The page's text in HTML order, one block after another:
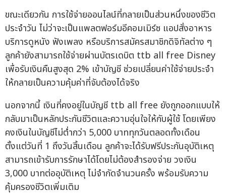
ขณะเดียวกัน การใช้จ่ายออนไลน์ที่กลายเป็นส่วนหนึ่งของชีวิต
ประจำวัน ไม่ว่าจะเป็นแพลตฟอร์มอีคอมเมิร์ซ แอปสั่งอาหาร
บริการดูหนัง ฟังเพลง หรือบริการสมัครสมาชิกดิจิทัลต่าง ๆ
ลูกค้ายังสามารถใช้จ่ายผ่านบัตรเดบิต ttb all free Disney
เพื่อรับเงินคืนสูงสุด 2% เข้าบัญชี ช่วยเปลี่ยนค่าใช้จ่ายประจำ
ให้กลายเป็นความคุ้มค่าที่จับต้องได้จริง
นอกจากนี้ เงินที่คงอยู่ในบัญชี ttb all free ยังถูกออกแบบให้
กลับมาเป็นหลักประกันชีวิตและความอุ่นใจให้กับผู้ใช้ โดยเพียง
คงเงินในบัญชีไม่ต่ำกว่า 5,000 บาททุกวันตลอดทั้งเดือน
ตั้งแต่วันที่ 1 ถึงวันสิ้นเดือน ลูกค้าจะได้รับฟรีประกันอุบัติเหตุ
สามารถเข้ารับการรักษาได้โดยไม่ต้องสำรองจ่าย วงเงิน
3,000 บาทต่ออุบัติเหตุ ไม่จำกัดจำนวนครั้ง พร้อมรับความ
คุ้มครองชีวิตเพิ่มเติม